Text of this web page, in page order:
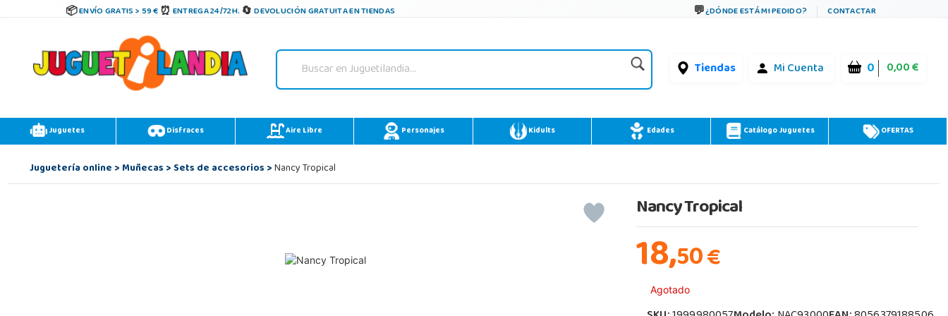
ENVÍO GRATIS > 59 € ENTREGA 24/72H. DEVOLUCIÓN GRATUITA EN TIENDAS ¿DÓNDE ESTÁ MI PEDIDO? CONTACTAR
Tiendas Mi Cuenta 0 0,00 €
Juguetes Disfraces Aire Libre Personajes Kidults Edades Catálogo Juguetes OFERTAS
Juguetería online>Muñecas>Sets de accesorios>Nancy Tropical
Nancy Tropical
18,50€
Agotado